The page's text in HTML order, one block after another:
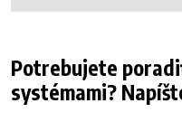
Potrebujete
systémami?